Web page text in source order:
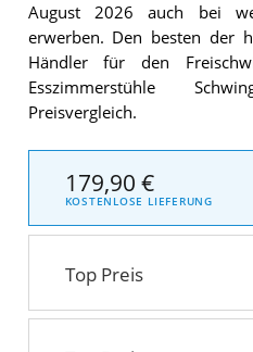
August 2026 auch bei
erwerben. Den besten der
Händler für den
Esszimmerstühle
Preisvergleich.
179,90 €
KOSTENLOSE LIEFERUNG
Top Preis